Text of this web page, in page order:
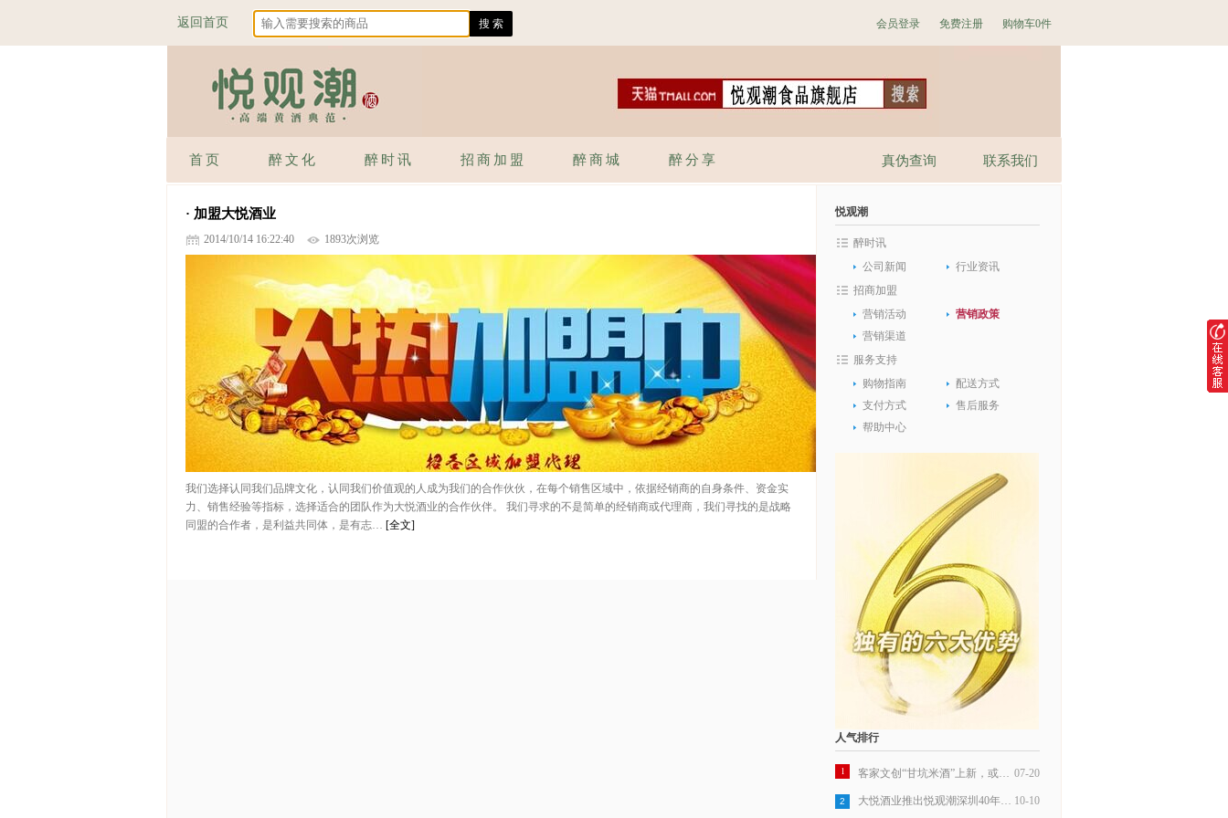
返回首页 购物车0件
免费注册
会员登录
首页 醉文化 醉时讯 招商加盟 醉商城 醉分享 联系我们
真伪查询
· 加盟大悦酒业
2014/10/14 16:22:40 1893次浏览
我们选择认同我们品牌文化，认同我们价值观的人成为我们的合作伙伙，在每个销售区域中，依据经销商的自身条件、资金实
力、销售经验等指标，选择适合的团队作为大悦酒业的合作伙伴。 我们寻求的不是简单的经销商或代理商，我们寻找的是战略
同盟的合作者，是利益共同体，是有志… [全文]
悦观潮
醉时讯
公司新闻
行业资讯
招商加盟
营销活动
营销政策
营销渠道
服务支持
购物指南
配送方式
支付方式
售后服务
帮助中心
人气排行
07-20
1 客家文创“甘坑米酒”上新，或成行业标杆
10-10
2 大悦酒业推出悦观潮深圳40年纪念米酒